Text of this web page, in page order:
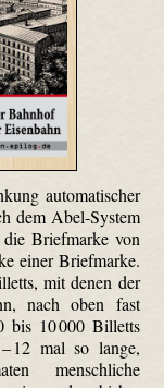
automatischer
dem Abel-System
Briefmarke von
einer Briefmarke.
mit denen der
nach oben fast
bis 10 000 Billetts
12 mal so lange,
menschliche